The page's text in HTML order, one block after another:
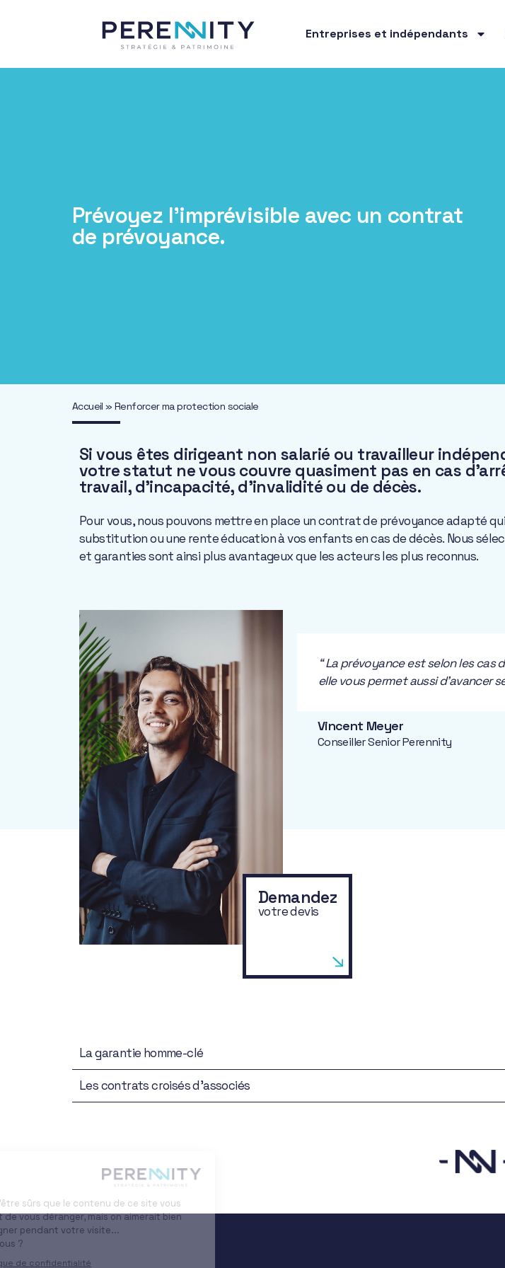
Entreprises et indépendants
Prévoyez l’imprévisible avec un contrat
de prévoyance.
Accueil »Renforcer ma protection sociale
Si vous êtes dirigeant non salarié ou travailleur
votre statut ne vous couvre quasiment pas en cas
travail, d’incapacité, d’invalidité ou de décès.
Pour vous, nous pouvons mettre en place un contrat de prévoyance adapté
substitution ou une rente éducation à vos enfants en cas de décès. Nous
et garanties sont ainsi plus avantageux que les acteurs les plus reconnus.
Demandez
votre devis
“ La prévoyance est selon les cas
elle vous permet aussi d’avancer
Vincent Meyer
Conseiller Senior Perennity
La garantie homme-clé
Les contrats croisés d’associés